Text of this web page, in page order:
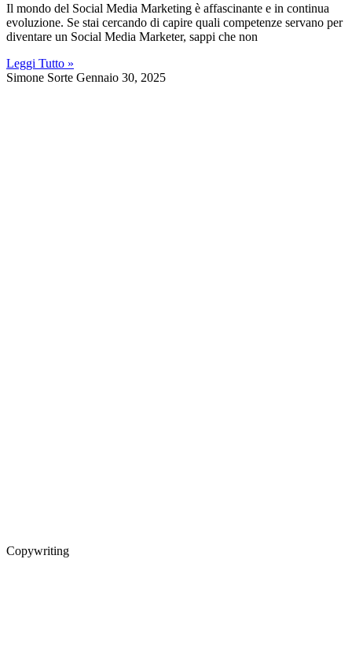
Il mondo del Social Media Marketing è affascinante e in continua
evoluzione. Se stai cercando di capire quali competenze servano per
diventare un Social Media Marketer, sappi che non
Leggi Tutto »
Simone Sorte Gennaio 30, 2025
Copywriting